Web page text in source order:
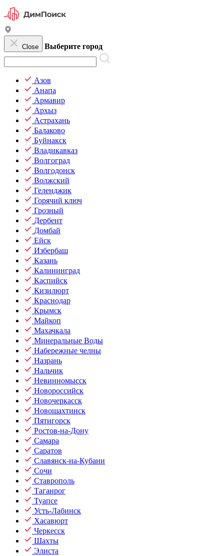
Close Выберите город
Азов
Анапа
Армавир
Архыз
Астрахань
Балаково
Буйнакск
Владикавказ
Волгоград
Волгодонск
Волжский
Геленджик
Горячий ключ
Грозный
Дербент
Домбай
Ейск
Избербаш
Казань
Калининград
Каспийск
Кизилюрт
Краснодар
Крымск
Майкоп
Махачкала
Минеральные Воды
Набережные челны
Назрань
Нальчик
Невинномысск
Новороссийск
Новочеркасск
Новошахтинск
Пятигорск
Ростов-на-Дону
Самара
Саратов
Славянск-на-Кубани
Сочи
Ставрополь
Таганрог
Туапсе
Усть-Лабинск
Хасавюрт
Черкесск
Шахты
Элиста